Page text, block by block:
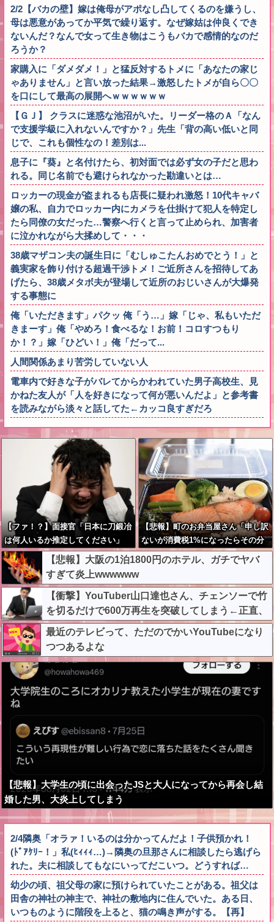
2/2【バカの壁】嫁は俺母がアポなし凸してくるのを嫌うし、
母は悪意があってか平気で繰り返す。なぜ嫁姑は仲良くでき
ないんだ？なんで女って生き物はこうもバカで感情的なのだ
ろうか？
家購入に「ダメダメ！」と猛反対するトメに「あなたの家じ
ゃありません」と言い放った結果→激怒したトメが自ら〇〇
を口にして最高の展開へｗｗｗｗｗｗ
【ＧＪ】 クラスに迷惑な池沼がいた。リーダー格のＡ「なん
で支援学級に入れないんですか？」先生「背の高い低いと同
じで、これも個性なの！差別は...
息子に『葵』と名付けたら、初対面では必ず女の子だと思わ
れる。同じ名前でも避けられなかった勘違いとは…
ロッカーの現金が盗まれるも店長に疑われ激怒！10代キャバ
嬢の私、自力でロッカー内にカメラを仕掛けて犯人を特定し
たら同僚の女だった…警察へ行くと言って止められ、加害者
に泣かれながら大揉めして・・・
38歳マザコン夫の誕生日に「むしゅこたんおめでとう！」と
義実家を飾り付ける超過干渉トメ！ご近所さんを招待してあ
げたら、38歳メタボ夫が登場して近所のおじいさんが大爆発
する事態に
俺「いただきます」パクッ 俺「う…」嫁「じゃ、私もいただ
きまーす」俺「やめろ！食べるな！お前！コロすつもり
か！？」嫁「ひどい！」俺「だって...
人間関係あまり苦労していない人
電車内で好きな子がバレてからかわれていた男子高校生、見
かねた友人が「人を好きになって何が悪いんだよ」と参考書
を読みながら淡々と話してた←カッコ良すぎだろ
【ファ！？】面接官「日本に刀鍛冶
は何人いるか推定してください」
俺「188人です」 面接官「どうい
う風に考えましたか？」 俺「知っ
てました」→この後『こう』なった
んだがマジで納得いかな
い！！！！！
【悲報】町のお弁当屋さん「申し訳
ないが消費税1%になったらその分
商品代を値上げするわ」
【悲報】大阪の1泊1800円のホテル、ガチでヤバ
すぎて炎上wwwwww
【衝撃】YouTuber山口達也さん、チェンソーで竹
を切るだけで600万再生を突破してしまう←正直、
こう言うのでいいんだよなw w w w w w w w
最近のテレビって、ただのでかいYouTubeになり
つつあるよな
【悲報】大学生の頃に出会ったJSと大人になってから再会し結
婚した男、大炎上してしまう
2/4隣奥「オラァ！いるのは分かってんだよ！子供預かれ！
(ﾄﾞｱｹﾘｰ！」私(ﾋｨｨｨ…)→隣奥の旦那さんに相談したら逃げら
れた。夫に相談してもなにいってだこいつ。どうすれば…
幼少の頃、祖父母の家に預けられていたことがある。祖父は
田舎の神社の神主で、神社の敷地内に住んでいた。ある日、
いつものように階段を上ると、猫の鳴き声がする。【再】